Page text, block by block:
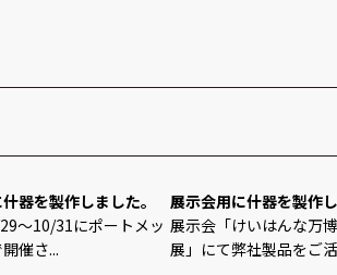
器を製作しました。
～10/31にポートメッ
催さ...
展示会用に什器を製作し
展示会「けいはんな万
展」にて弊社製品をご